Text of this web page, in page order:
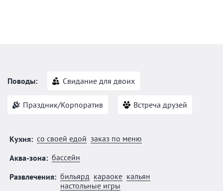
Поводы: Свидание для двоих
Праздник/Корпоратив Встреча друзей
Кухня: со своей едой заказ по меню
Аква-зона: бассейн
Развлечения: бильярд караоке кальян
настольные игры